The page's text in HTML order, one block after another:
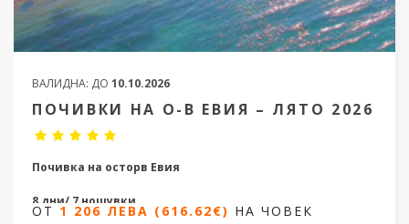
ВАЛИДНА: ДО 10.10.2026
ПОЧИВКИ НА О-В ЕВИЯ – ЛЯТО 2026
Почивка на осторв Евия
8 дни/ 7 нощувки
ОТ 1 206 ЛЕВА (616.62€) НА ЧОВЕК